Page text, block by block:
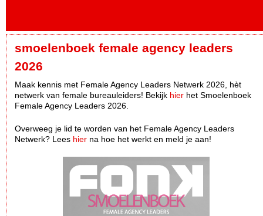
smoelenboek female agency leaders
2026
Maak kennis met Female Agency Leaders Netwerk 2026, hèt
netwerk van female bureauleiders! Bekijk hier het Smoelenboek
Female Agency Leaders 2026.
Overweeg je lid te worden van het Female Agency Leaders
Netwerk? Lees hier na hoe het werkt en meld je aan!